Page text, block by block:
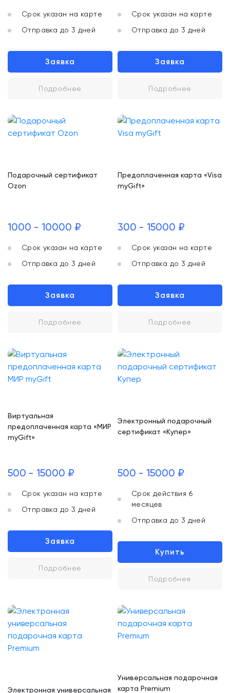
Срок указан на карте
Отправка до 3 дней
Заявка
Подробнее
Срок указан на карте
Отправка до 3 дней
Заявка
Подробнее
Подарочный сертификат
Ozon
1000 - 10000 ₽
Срок указан на карте
Отправка до 3 дней
Заявка
Подробнее
Предоплаченная карта «Visa
myGift»
300 - 15000 ₽
Срок указан на карте
Отправка до 3 дней
Заявка
Подробнее
Виртуальная
предоплаченная карта «МИР
myGift»
500 - 15000 ₽
Срок указан на карте
Отправка до 3 дней
Заявка
Подробнее
Электронный подарочный
сертификат «Купер»
500 - 15000 ₽
Срок действия 6
месяцев
Отправка до 3 дней
Купить
Подробнее
Электронная универсальная
Универсальная подарочная
карта Premium